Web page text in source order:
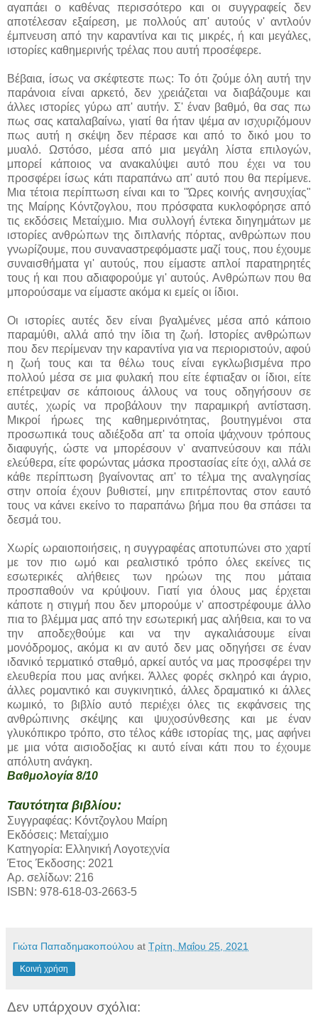
αγαπάει ο καθένας περισσότερο και οι συγγραφείς δεν
αποτέλεσαν εξαίρεση, με πολλούς απ' αυτούς ν' αντλούν
έμπνευση από την καραντίνα και τις μικρές, ή και μεγάλες,
ιστορίες καθημερινής τρέλας που αυτή προσέφερε.
Βέβαια, ίσως να σκέφτεστε πως: Το ότι ζούμε όλη αυτή την
παράνοια είναι αρκετό, δεν χρειάζεται να διαβάζουμε και
άλλες ιστορίες γύρω απ' αυτήν. Σ' έναν βαθμό, θα σας πω
πως σας καταλαβαίνω, γιατί θα ήταν ψέμα αν ισχυριζόμουν
πως αυτή η σκέψη δεν πέρασε και από το δικό μου το
μυαλό. Ωστόσο, μέσα από μια μεγάλη λίστα επιλογών,
μπορεί κάποιος να ανακαλύψει αυτό που έχει να του
προσφέρει ίσως κάτι παραπάνω απ' αυτό που θα περίμενε.
Μια τέτοια περίπτωση είναι και το "Ώρες κοινής ανησυχίας"
της Μαίρης Κόντζογλου, που πρόσφατα κυκλοφόρησε από
τις εκδόσεις Μεταίχμιο. Μια συλλογή έντεκα διηγημάτων με
ιστορίες ανθρώπων της διπλανής πόρτας, ανθρώπων που
γνωρίζουμε, που συναναστρεφόμαστε μαζί τους, που έχουμε
συναισθήματα γι' αυτούς, που είμαστε απλοί παρατηρητές
τους ή και που αδιαφορούμε γι' αυτούς. Ανθρώπων που θα
μπορούσαμε να είμαστε ακόμα κι εμείς οι ίδιοι.
Οι ιστορίες αυτές δεν είναι βγαλμένες μέσα από κάποιο
παραμύθι, αλλά από την ίδια τη ζωή. Ιστορίες ανθρώπων
που δεν περίμεναν την καραντίνα για να περιοριστούν, αφού
η ζωή τους και τα θέλω τους είναι εγκλωβισμένα προ
πολλού μέσα σε μια φυλακή που είτε έφτιαξαν οι ίδιοι, είτε
επέτρεψαν σε κάποιους άλλους να τους οδηγήσουν σε
αυτές, χωρίς να προβάλουν την παραμικρή αντίσταση.
Μικροί ήρωες της καθημερινότητας, βουτηγμένοι στα
προσωπικά τους αδιέξοδα απ' τα οποία ψάχνουν τρόπους
διαφυγής, ώστε να μπορέσουν ν' αναπνεύσουν και πάλι
ελεύθερα, είτε φορώντας μάσκα προστασίας είτε όχι, αλλά σε
κάθε περίπτωση βγαίνοντας απ' το τέλμα της αναλγησίας
στην οποία έχουν βυθιστεί, μην επιτρέποντας στον εαυτό
τους να κάνει εκείνο το παραπάνω βήμα που θα σπάσει τα
δεσμά του.
Χωρίς ωραιοποιήσεις, η συγγραφέας αποτυπώνει στο χαρτί
με τον πιο ωμό και ρεαλιστικό τρόπο όλες εκείνες τις
εσωτερικές αλήθειες των ηρώων της που μάταια
προσπαθούν να κρύψουν. Γιατί για όλους μας έρχεται
κάποτε η στιγμή που δεν μπορούμε ν' αποστρέφουμε άλλο
πια το βλέμμα μας από την εσωτερική μας αλήθεια, και το να
την αποδεχθούμε και να την αγκαλιάσουμε είναι
μονόδρομος, ακόμα κι αν αυτό δεν μας οδηγήσει σε έναν
ιδανικό τερματικό σταθμό, αρκεί αυτός να μας προσφέρει την
ελευθερία που μας ανήκει. Άλλες φορές σκληρό και άγριο,
άλλες ρομαντικό και συγκινητικό, άλλες δραματικό κι άλλες
κωμικό, το βιβλίο αυτό περιέχει όλες τις εκφάνσεις της
ανθρώπινης σκέψης και ψυχοσύνθεσης και με έναν
γλυκόπικρο τρόπο, στο τέλος κάθε ιστορίας της, μας αφήνει
με μια νότα αισιοδοξίας κι αυτό είναι κάτι που το έχουμε
απόλυτη ανάγκη.
Βαθμολογία 8/10
Ταυτότητα βιβλίου:
Συγγραφέας: Κόντζογλου Μαίρη
Εκδόσεις: Μεταίχμιο
Κατηγορία: Ελληνική Λογοτεχνία
Έτος Έκδοσης: 2021
Αρ. σελίδων: 216
ISBN: 978-618-03-2663-5
Γιώτα Παπαδημακοπούλου at Τρίτη, Μαΐου 25, 2021
Κοινή χρήση
Δεν υπάρχουν σχόλια: